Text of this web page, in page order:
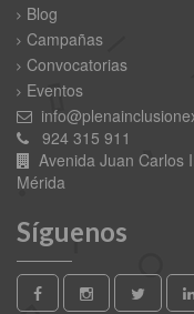
Blog
Campañas
Convocatorias
Eventos
924 315 911
Avenida Juan Carlos
Mérida
Síguenos